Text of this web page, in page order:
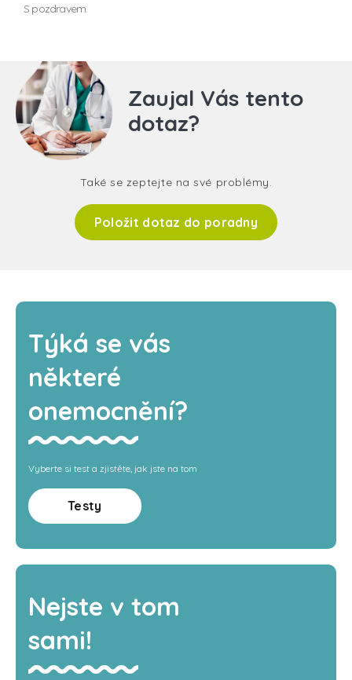
S pozdravem.
Zaujal Vás tento
dotaz?
Také se zeptejte na své problémy.
Položit dotaz do poradny
Týká se vás
některé
onemocnění?
Vyberte si test a zjistěte, jak jste na tom
Testy
Nejste v tom
sami!